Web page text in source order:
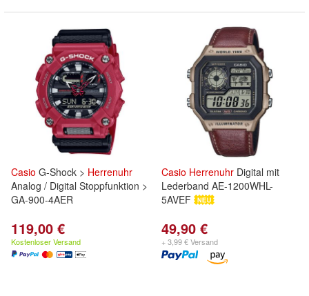
Casio G-Shock > Herrenuhr
Analog / Digital Stoppfunktion >
GA-900-4AER
119,00 €
Kostenloser Versand
Casio Herrenuhr Digital mit
Lederband AE-1200WHL-
5AVEF
49,90 €
+ 3,99 € Versand